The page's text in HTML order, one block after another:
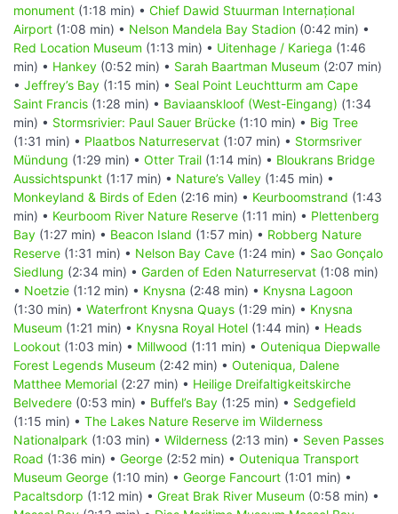
monument (1:18 min) • Chief Dawid Stuurman Internațional
Airport (1:08 min) • Nelson Mandela Bay Stadion (0:42 min) •
Red Location Museum (1:13 min) • Uitenhage / Kariega (1:46
min) • Hankey (0:52 min) • Sarah Baartman Museum (2:07 min)
• Jeffrey’s Bay (1:15 min) • Seal Point Leuchtturm am Cape
Saint Francis (1:28 min) • Baviaanskloof (West-Eingang) (1:34
min) • Stormsrivier: Paul Sauer Brücke (1:10 min) • Big Tree
(1:31 min) • Plaatbos Naturreservat (1:07 min) • Stormsriver
Mündung (1:29 min) • Otter Trail (1:14 min) • Bloukrans Bridge
Aussichtspunkt (1:17 min) • Nature’s Valley (1:45 min) •
Monkeyland & Birds of Eden (2:16 min) • Keurboomstrand (1:43
min) • Keurboom River Nature Reserve (1:11 min) • Plettenberg
Bay (1:27 min) • Beacon Island (1:57 min) • Robberg Nature
Reserve (1:31 min) • Nelson Bay Cave (1:24 min) • Sao Gonçalo
Siedlung (2:34 min) • Garden of Eden Naturreservat (1:08 min)
• Noetzie (1:12 min) • Knysna (2:48 min) • Knysna Lagoon
(1:30 min) • Waterfront Knysna Quays (1:29 min) • Knysna
Museum (1:21 min) • Knysna Royal Hotel (1:44 min) • Heads
Lookout (1:03 min) • Millwood (1:11 min) • Outeniqua Diepwalle
Forest Legends Museum (2:42 min) • Outeniqua, Dalene
Matthee Memorial (2:27 min) • Heilige Dreifaltigkeitskirche
Belvedere (0:53 min) • Buffel’s Bay (1:25 min) • Sedgefield
(1:15 min) • The Lakes Nature Reserve im Wilderness
Nationalpark (1:03 min) • Wilderness (2:13 min) • Seven Passes
Road (1:36 min) • George (2:52 min) • Outeniqua Transport
Museum George (1:10 min) • George Fancourt (1:01 min) •
Pacaltsdorp (1:12 min) • Great Brak River Museum (0:58 min) •